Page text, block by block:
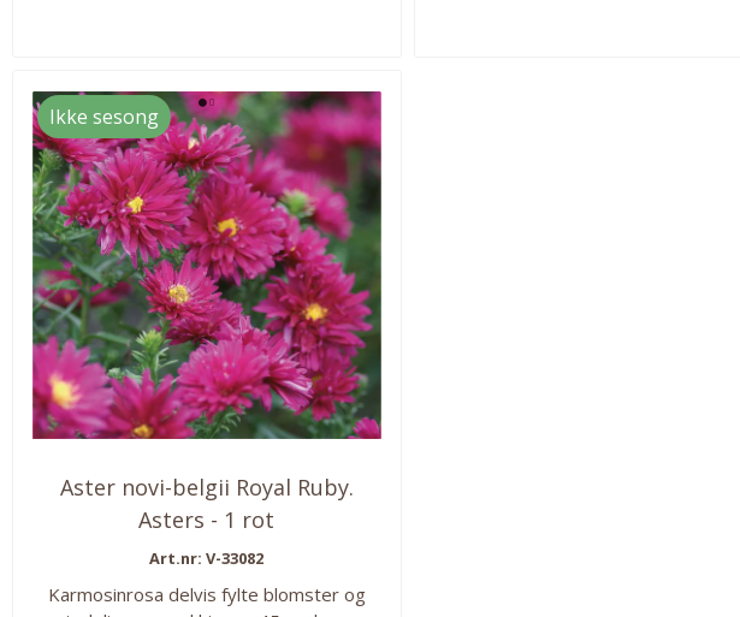
Ikke sesong
Aster novi-belgii Royal Ruby.
Asters - 1 rot
Art.nr: V-33082
Karmosinrosa delvis fylte blomster og